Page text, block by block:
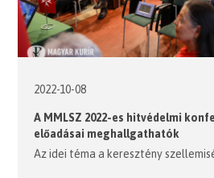
2022-10-08
A MMLSZ 2022-es hitvédelmi
előadásai meghallgathatók
Az idei téma a keresztény